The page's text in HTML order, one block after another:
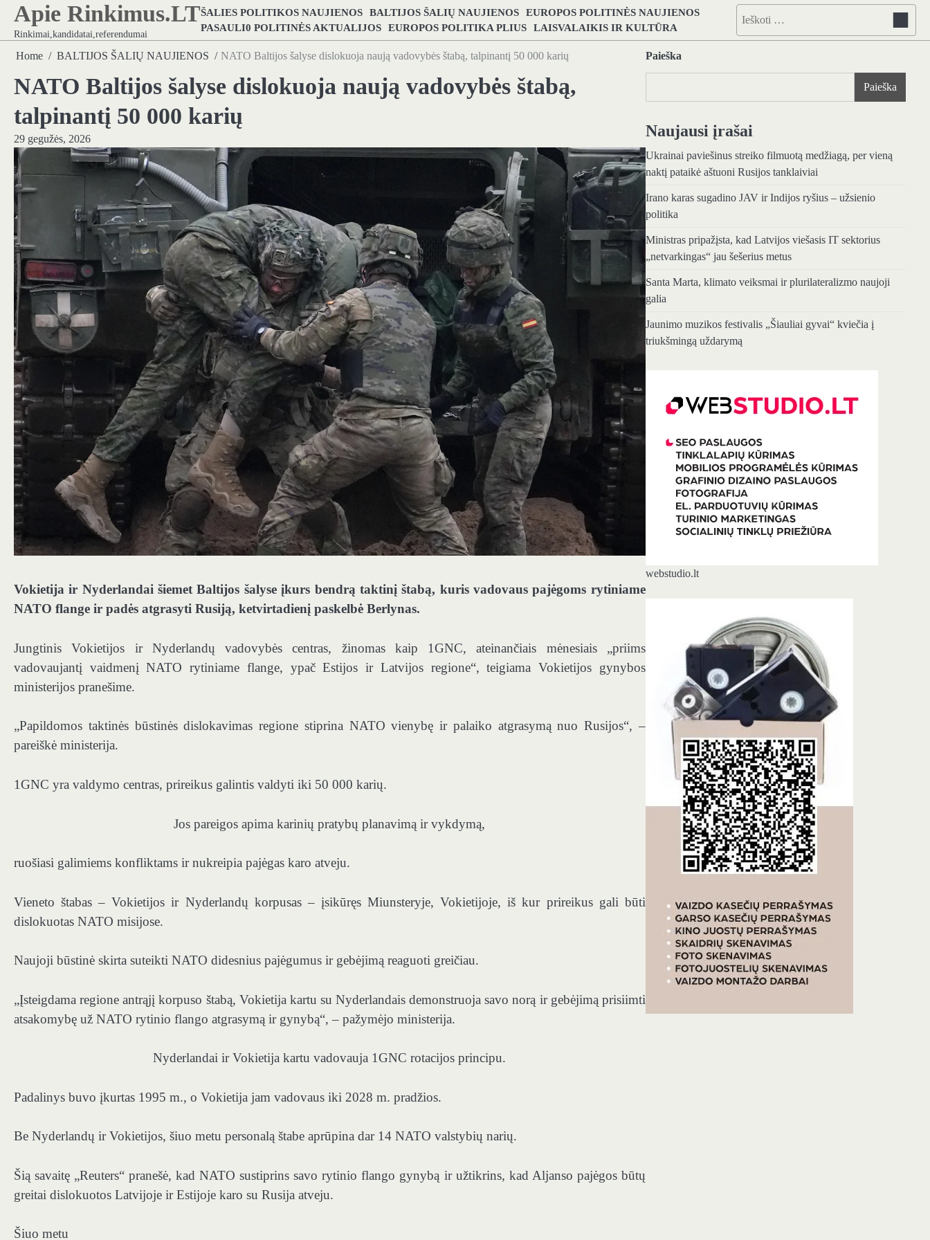
Skip
content
Apie Rinkimus.LT
Rinkimai,kandidatai,referendumai
ŠALIES POLITIKOS NAUJIENOS BALTIJOS ŠALIŲ NAUJIENOS EUROPOS POLITINĖS NAUJIENOS
PASAULI0 POLITINĖS AKTUALIJOS EUROPOS POLITIKA PLIUS LAISVALAIKIS IR KULTŪRA
Ieškoti:
Home BALTIJOS ŠALIŲ NAUJIENOS NATO Baltijos šalyse dislokuoja naują vadovybės štabą, talpinantį 50 000 karių
NATO Baltijos šalyse dislokuoja naują vadovybės štabą,
talpinantį 50 000 karių
29 gegužės, 2026
Vokietija ir Nyderlandai šiemet Baltijos šalyse įkurs bendrą taktinį štabą, kuris vadovaus pajėgoms rytiniame
NATO flange ir padės atgrasyti Rusiją, ketvirtadienį paskelbė Berlynas.
Jungtinis Vokietijos ir Nyderlandų vadovybės centras, žinomas kaip 1GNC, ateinančiais mėnesiais „priims
vadovaujantį vaidmenį NATO rytiniame flange, ypač Estijos ir Latvijos regione“, teigiama Vokietijos gynybos
ministerijos pranešime.
„Papildomos taktinės būstinės dislokavimas regione stiprina NATO vienybę ir palaiko atgrasymą nuo Rusijos“, –
pareiškė ministerija.
1GNC yra valdymo centras, prireikus galintis valdyti iki 50 000 karių.
Jos pareigos apima karinių pratybų planavimą ir vykdymą,
ruošiasi galimiems konfliktams ir nukreipia pajėgas karo atveju.
Vieneto štabas – Vokietijos ir Nyderlandų korpusas – įsikūręs Miunsteryje, Vokietijoje, iš kur prireikus gali būti
dislokuotas NATO misijose.
Naujoji būstinė skirta suteikti NATO didesnius pajėgumus ir gebėjimą reaguoti greičiau.
„Įsteigdama regione antrąjį korpuso štabą, Vokietija kartu su Nyderlandais demonstruoja savo norą ir gebėjimą prisiimti
atsakomybę už NATO rytinio flango atgrasymą ir gynybą“, – pažymėjo ministerija.
Nyderlandai ir Vokietija kartu vadovauja 1GNC rotacijos principu.
Padalinys buvo įkurtas 1995 m., o Vokietija jam vadovaus iki 2028 m. pradžios.
Be Nyderlandų ir Vokietijos, šiuo metu personalą štabe aprūpina dar 14 NATO valstybių narių.
Šią savaitę „Reuters“ pranešė, kad NATO sustiprins savo rytinio flango gynybą ir užtikrins, kad Aljanso pajėgos būtų
greitai dislokuotos Latvijoje ir Estijoje karo su Rusija atveju.
Šiuo metu
Paieška
Paieška
Naujausi įrašai
Ukrainai paviešinus streiko filmuotą medžiagą, per vieną
naktį pataikė aštuoni Rusijos tanklaiviai
Irano karas sugadino JAV ir Indijos ryšius – užsienio
politika
Ministras pripažįsta, kad Latvijos viešasis IT sektorius
„netvarkingas“ jau šešerius metus
Santa Marta, klimato veiksmai ir plurilateralizmo naujoji
galia
Jaunimo muzikos festivalis „Šiauliai gyvai“ kviečia į
triukšmingą uždarymą
webstudio.lt